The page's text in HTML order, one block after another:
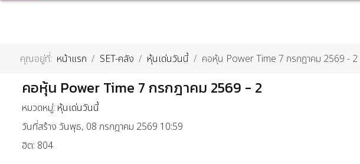
คุณอยู่ที่: หน้าแรก SET-คลัง หุ้นเด่นวันนี้ คอหุ้น Power Time 7 กรกฎาคม 2569 - 2
คอหุ้น Power Time 7 กรกฎาคม 2569 - 2
หมวดหมู่: หุ้นเด่นวันนี้
วันที่สร้าง วันพุธ, 08 กรกฎาคม 2569 10:59
ฮิต: 804